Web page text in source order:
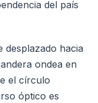
del país
desplazado hacia
ondea en
el círculo
óptico es